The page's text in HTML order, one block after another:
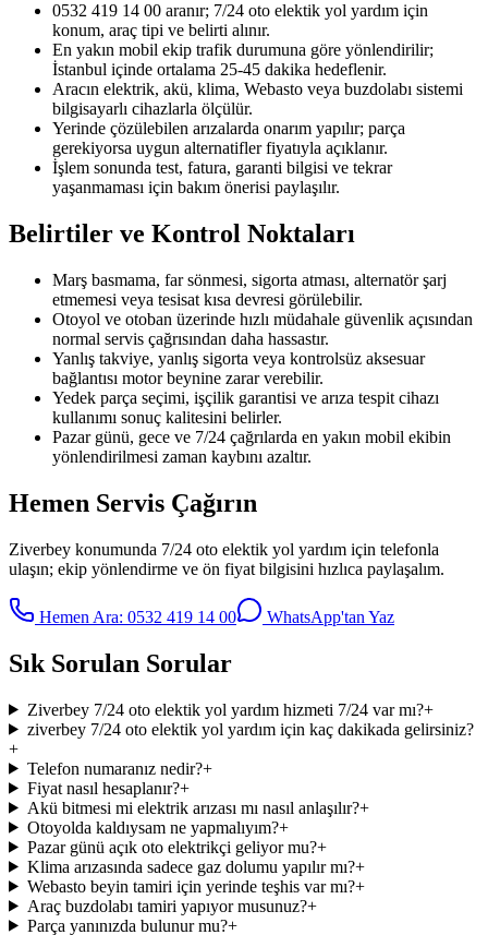
0532 419 14 00 aranır; 7/24 oto elektik yol yardım için
konum, araç tipi ve belirti alınır.
En yakın mobil ekip trafik durumuna göre yönlendirilir;
İstanbul içinde ortalama 25-45 dakika hedeflenir.
Aracın elektrik, akü, klima, Webasto veya buzdolabı sistemi
bilgisayarlı cihazlarla ölçülür.
Yerinde çözülebilen arızalarda onarım yapılır; parça
gerekiyorsa uygun alternatifler fiyatıyla açıklanır.
İşlem sonunda test, fatura, garanti bilgisi ve tekrar
yaşanmaması için bakım önerisi paylaşılır.
Belirtiler ve Kontrol Noktaları
Marş basmama, far sönmesi, sigorta atması, alternatör şarj
etmemesi veya tesisat kısa devresi görülebilir.
Otoyol ve otoban üzerinde hızlı müdahale güvenlik açısından
normal servis çağrısından daha hassastır.
Yanlış takviye, yanlış sigorta veya kontrolsüz aksesuar
bağlantısı motor beynine zarar verebilir.
Yedek parça seçimi, işçilik garantisi ve arıza tespit cihazı
kullanımı sonuç kalitesini belirler.
Pazar günü, gece ve 7/24 çağrılarda en yakın mobil ekibin
yönlendirilmesi zaman kaybını azaltır.
Hemen Servis Çağırın
Ziverbey konumunda 7/24 oto elektik yol yardım için telefonla
ulaşın; ekip yönlendirme ve ön fiyat bilgisini hızlıca paylaşalım.
Hemen Ara: 0532 419 14 00 WhatsApp'tan Yaz
Sık Sorulan Sorular
Ziverbey 7/24 oto elektik yol yardım hizmeti 7/24 var mı?+
ziverbey 7/24 oto elektik yol yardım için kaç dakikada gelirsiniz?
+
Telefon numaranız nedir?+
Fiyat nasıl hesaplanır?+
Akü bitmesi mi elektrik arızası mı nasıl anlaşılır?+
Otoyolda kaldıysam ne yapmalıyım?+
Pazar günü açık oto elektrikçi geliyor mu?+
Klima arızasında sadece gaz dolumu yapılır mı?+
Webasto beyin tamiri için yerinde teşhis var mı?+
Araç buzdolabı tamiri yapıyor musunuz?+
Parça yanınızda bulunur mu?+